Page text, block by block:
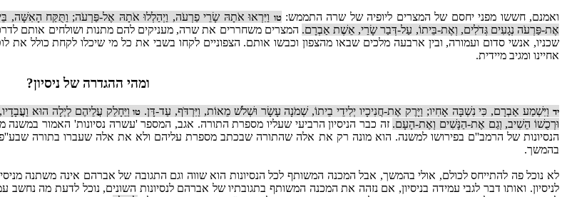
ואמנם, חששו מפני יחסם של המצרים ליופיה של שרה התממש:טו וַיִּרְאוּ אֹתָהּ שָׂרֵי פַרְעֹה, וַיְהַלְלוּ אֹתָהּ אֶל-פַּרְעֹה; וַתֻּקַּח הָאִשָּׁה,
אֶת-פַּרְעֹה נְגָעִים גְּדֹלִים, וְאֶת-בֵּיתוֹ, עַל-דְּבַר שָׂרַי, אֵשֶׁת אַבְרָם. המצרים משחררים את שרה, מעניקים להם מתנות ושולחים אותם
שכניו, אנשי סדום ועמורה, ובין ארבעה מלכים שבאו מהצפון וכבשו אותם. הצפוניים לקחו בשבי את כל מי שיכלו לקחת כולל
אחיינו ומגיב מיידית.
ומהי ההגדרה של ניסיון?
ידוַיִּשְׁמַע אַבְרָם, כִּי נִשְׁבָּה אָחִיו; וַיָּרֶק אֶת-חֲנִיכָיו יְלִידֵי בֵיתוֹ, שְׁמֹנָה עָשָׂר וּשְׁלֹשׁ מֵאוֹת, וַיִּרְדֹּף, עַד-דָּן. טווַיֵּחָלֵק עֲלֵיהֶם לַיְלָה הוּא
וּרְכֻשׁוֹ הֵשִׁיב, וְגַם אֶת-הַנָּשִׁים וְאֶת-הָעָם. זה כבר הניסיון הרביעי שעליו מספרת התורה. אגב, המספר 'עשרה נסיונות' האמור במשנה
הנסיונות של הרמב''ם בפירושו למשנה. הוא מונה רק את אלה שהתורה שבכתב מספרת עליהם ולא את אלה שעברו בתורה
בהמשך.
לא נוכל פה להתייחס לכולם, אולי בהמשך, אבל המכנה המשותף לכל הנסיונות הוא שווה וגם התגובה של אברהם אינה משתנה
לניסיון. ואותו דבר לגבי עמידה בניסיון, אם נזהה את המכנה המשותף בתגובתיו של אברהם לנסיונות השונים, נוכל לדעת מה נחשב